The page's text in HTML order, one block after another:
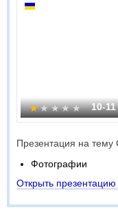
10-
Презентация на тему
Фотографии
Открыть презентацию